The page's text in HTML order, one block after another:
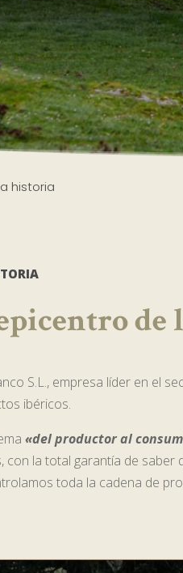
historia
de
S.L., empresa líder en el
ibéricos.
«del productor al
con la total garantía de
toda la cadena de